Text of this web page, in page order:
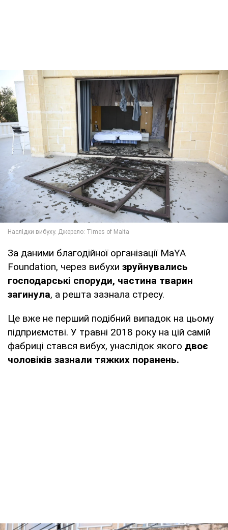
За даними благодійної організації MaYA
Foundation, через вибухи зруйнувались
господарські споруди, частина тварин
загинула, а решта зазнала стресу.
Це вже не перший подібний випадок на цьому
підприємстві. У травні 2018 року на цій самій
фабриці стався вибух, унаслідок якого двоє
чоловіків зазнали тяжких поранень.